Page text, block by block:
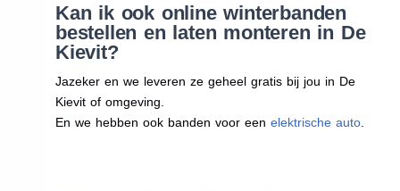
Kan ik ook online winterbanden
bestellen en laten monteren in De
Kievit?
Jazeker en we leveren ze geheel gratis bij jou in De
Kievit of omgeving.
En we hebben ook banden voor een elektrische auto.